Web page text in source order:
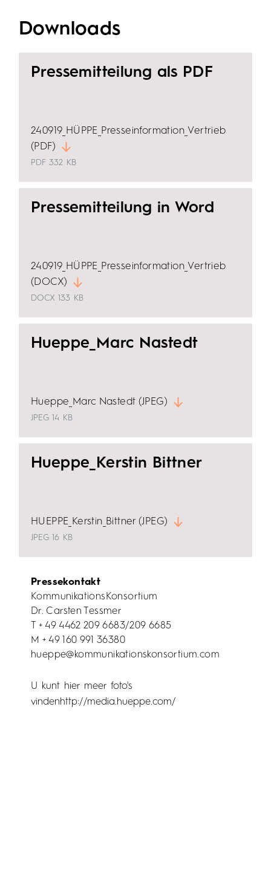
Downloads
Pressemitteilung als PDF
240919_HÜPPE_Presseinformation_Vertrieb
(PDF)
PDF 332 KB
Pressemitteilung in Word
240919_HÜPPE_Presseinformation_Vertrieb
(DOCX)
DOCX 133 KB
Hueppe_Marc Nastedt
Hueppe_Marc Nastedt (JPEG)
JPEG 14 KB
Hueppe_Kerstin Bittner
HUEPPE_Kerstin_Bittner (JPEG)
JPEG 16 KB
Pressekontakt
KommunikationsKonsortium
Dr. Carsten Tessmer
T + 49 4462 209 6683/209 6685
M + 49 160 991 36380
hueppe@kommunikationskonsortium.com
U kunt hier meer foto's
vindenhttp://media.hueppe.com/